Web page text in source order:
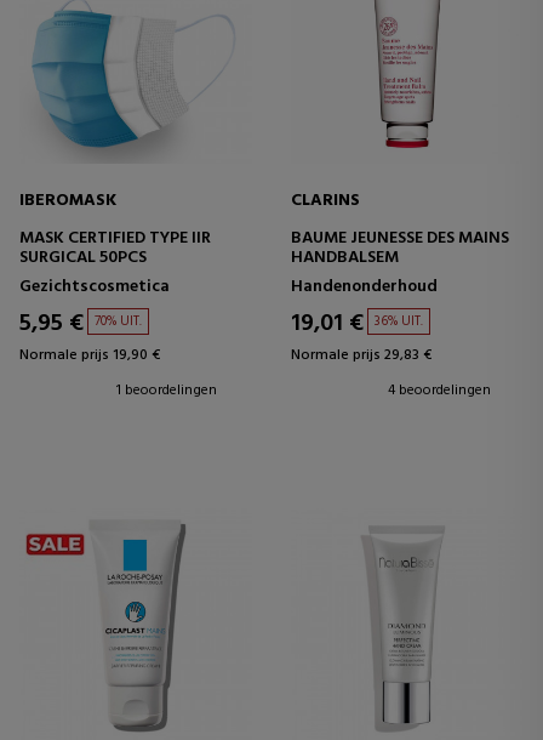
IBEROMASK
MASK CERTIFIED TYPE IIR
SURGICAL 50PCS
Gezichtscosmetica
5,95 € 70% UIT.
Normale prijs 19,90 €
1 beoordelingen
CLARINS
BAUME JEUNESSE DES MAINS
HANDBALSEM
Handenonderhoud
19,01 € 36% UIT.
Normale prijs 29,83 €
4 beoordelingen